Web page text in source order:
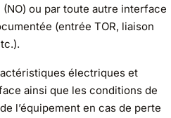
ou par toute autre interface
(entrée TOR, liaison
électriques et
ainsi que les conditions de
l’équipement en cas de perte